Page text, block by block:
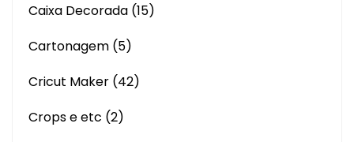
Caixa Decorada (15)
Cartonagem (5)
Cricut Maker (42)
Crops e etc (2)